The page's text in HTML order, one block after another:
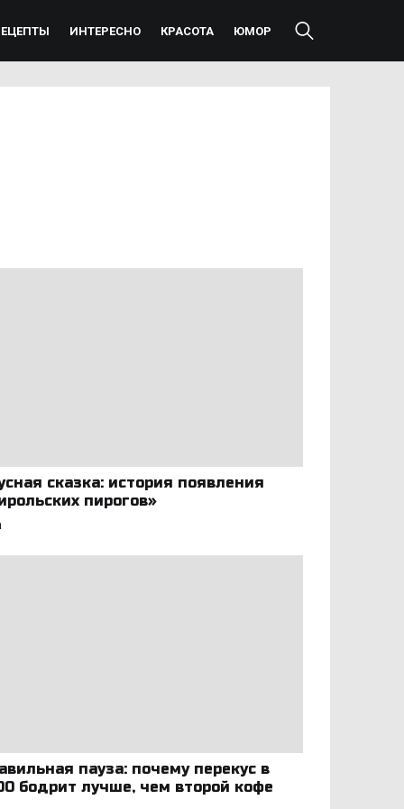
ИНТЕРЕСНО КРАСОТА ЮМОР
сказка: история появления
пирогов»
пауза: почему перекус в
бодрит лучше, чем второй кофе